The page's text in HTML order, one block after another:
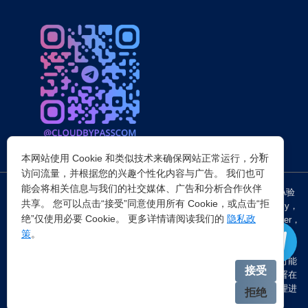
突破所有反Anti-bot机器人检查，轻松绕过cloudflare验证、CAPTCHA验
证，WAF，CC防护和Cloudflare爬虫验证，并提供了HTTP API和Proxy，
包括接口地址、请求参数、返回处理；以及 Cloudflare反爬虫设置Referer，
，在中国大陆IP环境下直连时可能
会出现不稳定的情况，但您可以通过以下两种方式解决：一是将其部署在
香港等境外服务器上使用；二是在本地电脑端开启TUN模式的全局代理进
×
本网站使用 Cookie 和类似技术来确保网站正常运行，分析
访问流量，并根据您的兴趣个性化内容与广告。 我们也可
能会将相关信息与我们的社交媒体、广告和分析合作伙伴
共享。 您可以点击“接受”同意使用所有 Cookie，或点击“拒
绝”仅使用必要 Cookie。 更多详情请阅读我们的 隐私政
策。
接受
拒绝